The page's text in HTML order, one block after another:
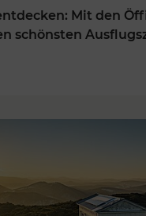
Mit den
schönsten